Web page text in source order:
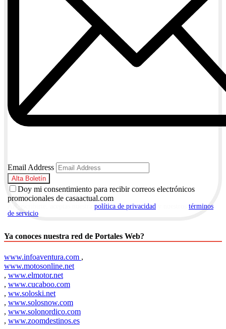
Email Address
Doy mi consentimiento para recibir correos electrónicos
promocionales de casaactual.com
política de privacidad
términos
de servicio
Ya conoces nuestra red de Portales Web?
www.infoaventura.com ,
www.motosonline.net
, www.elmotor.net
, www.cucaboo.com
, ww.soloski.net
, www.solosnow.com
, www.solonordico.com
, www.zoomdestinos.es